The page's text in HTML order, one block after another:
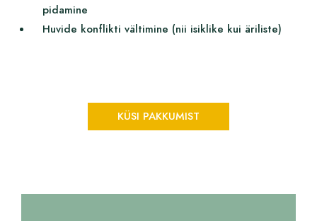
pidamine
Huvide konflikti vältimine (nii isiklike kui äriliste)
KÜSI PAKKUMIST